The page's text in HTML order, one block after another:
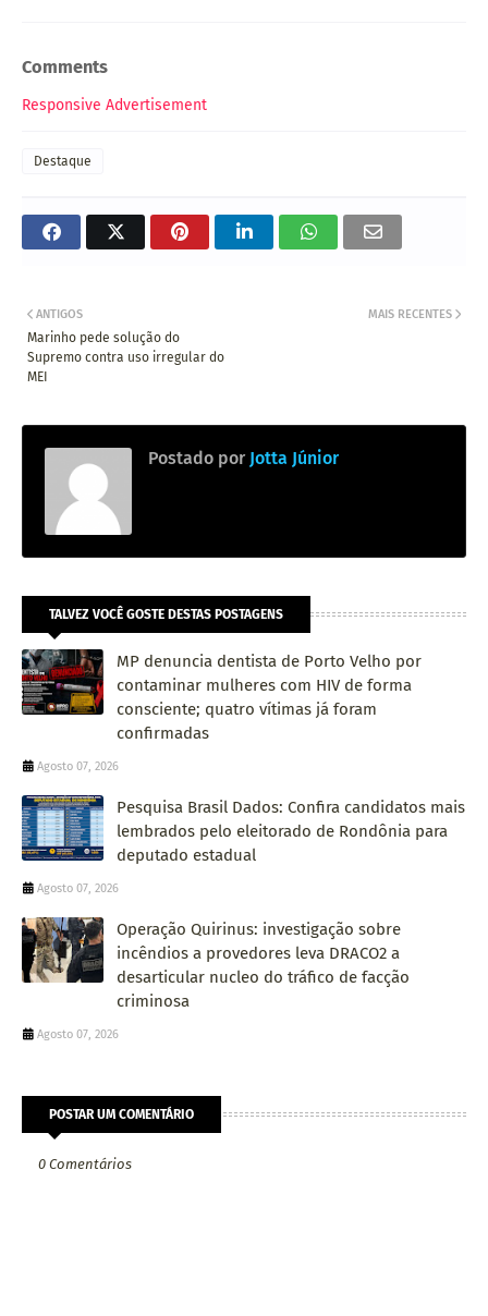
Comments
Responsive Advertisement
Destaque
MAIS RECENTES
ANTIGOS
Marinho pede solução do
Supremo contra uso irregular do
MEI
Postado por Jotta Júnior
TALVEZ VOCÊ GOSTE DESTAS POSTAGENS
MP denuncia dentista de Porto Velho por
contaminar mulheres com HIV de forma
consciente; quatro vítimas já foram
confirmadas
Agosto 07, 2026
Pesquisa Brasil Dados: Confira candidatos mais
lembrados pelo eleitorado de Rondônia para
deputado estadual
Agosto 07, 2026
Operação Quirinus: investigação sobre
incêndios a provedores leva DRACO2 a
desarticular nucleo do tráfico de facção
criminosa
Agosto 07, 2026
POSTAR UM COMENTÁRIO
0 Comentários